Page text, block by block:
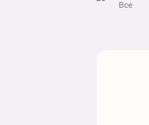
Все